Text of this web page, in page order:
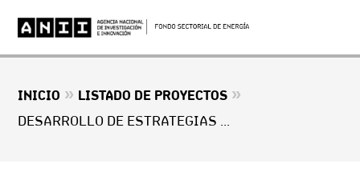
INICIO » LISTADO DE PROYECTOS »
DESARROLLO DE ESTRATEGIAS TECNOLÓGICAS Y ANÁLISIS DE SUSTENTABILIDAD PARA PRODUCCIÓN DE ETANOL Y COPRODUCTOS DE VALOR EN URUGUAY